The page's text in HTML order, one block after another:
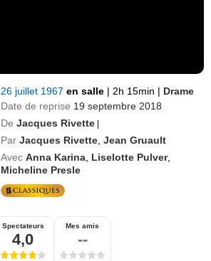
26 juillet 1967en salle | 2h 15min | Drame
Date de reprise 19 septembre 2018
De Jacques Rivette |
Par Jacques Rivette ,Jean Gruault
Avec Anna Karina Liselotte Pulver,
Micheline Presle
Spectateurs
4,0
Mes amis
--